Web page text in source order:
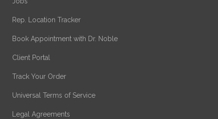
Rep. Location Tracker
Book Appointment with Dr. Noble
Client Portal
Track Your Order
Universal Terms of Service
Legal Agreements